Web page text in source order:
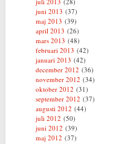
juni 2013 (37)
maj 2013 (39)
april 2013 (26)
mars 2013 (48)
februari 2013 (42)
januari 2013 (42)
december 2012 (36)
november 2012 (34)
oktober 2012 (31)
september 2012 (37)
augusti 2012 (44)
juli 2012 (50)
juni 2012 (39)
maj 2012 (37)